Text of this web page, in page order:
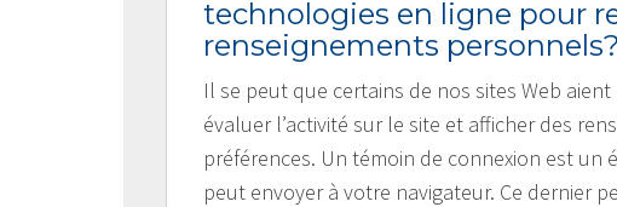
technologies en ligne pour
renseignements personnels?
Il se peut que certains de nos sites Web
évaluer l’activité sur le site et afficher des
préférences. Un témoin de connexion est un
peut envoyer à votre navigateur. Ce dernier